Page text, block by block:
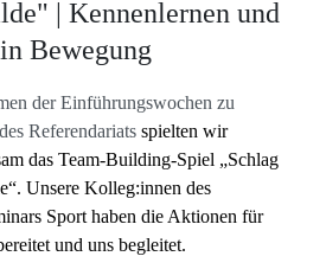
| Kennenlernen und
Bewegung
der Einführungswochen zu
Referendariats spielten wir
das Team-Building-Spiel „Schlag
Unsere Kolleg:innen des
Sport haben die Aktionen für
und uns begleitet.